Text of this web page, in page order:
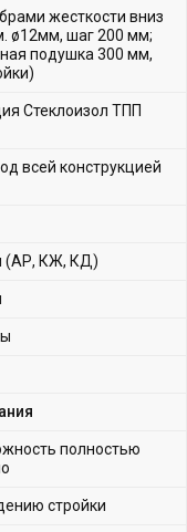
жесткости вниз
ø12мм, шаг 200 мм;
подушка 300 мм,
Стеклоизол ТПП
всей конструкцией
(АР, КЖ, КД)
полностью
стройки